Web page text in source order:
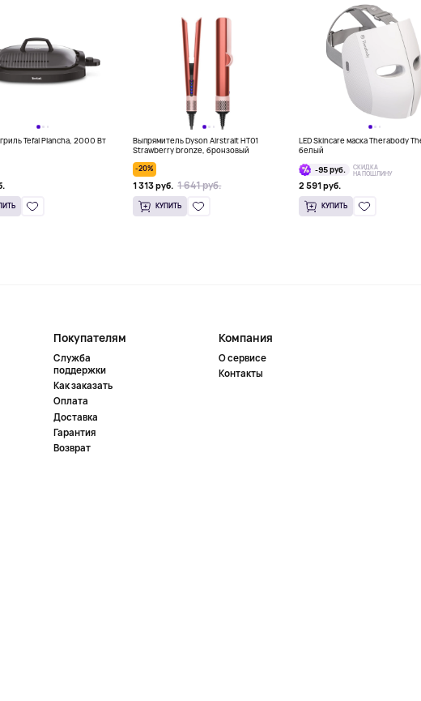
Tefal Plancha, 2000 Вт
Выпрямитель Dyson Airstrait HT01
Strawberry bronze, бронзовый
-20%
1 313 руб. 1 641 руб.
КУПИТЬ
LED Skincare маска Therabody
белый
-95 руб.
СКИДКА
НА ПОШЛИНУ
2 591 руб.
КУПИТЬ
Покупателям
Служба
поддержки
Как заказать
Оплата
Доставка
Гарантия
Возврат
Компания
О сервисе
Контакты